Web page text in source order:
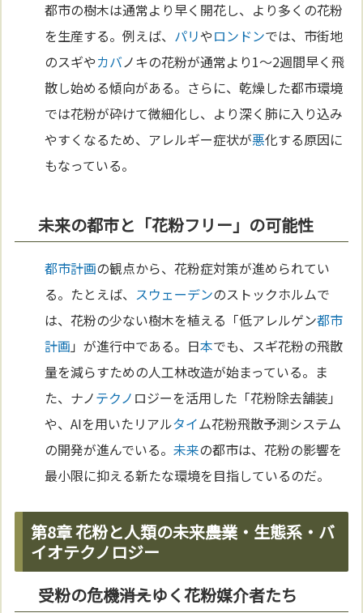
都市の樹木は通常より早く開花し、より多くの花粉
を生産する。例えば、 パリやロンドンでは、市街地
のスギやカバノキの花粉が通常より1〜2週間早く飛
散し始める傾向がある。さらに、乾燥した都市環境
では花粉が砕けて微細化し、より深く肺に入り込み
やすくなるため、アレルギー症状が悪化する原因に
もなっている。
未来の都市と「花粉フリー」の可能性
都市計画の観点から、花粉症対策が進められてい
る。たとえば、 スウェーデンのストックホルムで
は、花粉の少ない樹木を植える「低アレルゲン都市
計画 」が進行中である。日本でも、スギ花粉の飛散
量を減らすための人工林改造が始まっている。ま
た、ナノテクノ ロジーを活用した「花粉除去舗装」
や、AIを用いたリアルタイム花粉飛散予測システム
の開発が進んでいる。未来の都市は、花粉の影響を
最小限に抑える新たな環境を目指しているのだ。
第8章 花粉と人類の未来――農業・生態系・バ
イオテクノロジー
受粉の危機――消えゆく花粉媒介者たち